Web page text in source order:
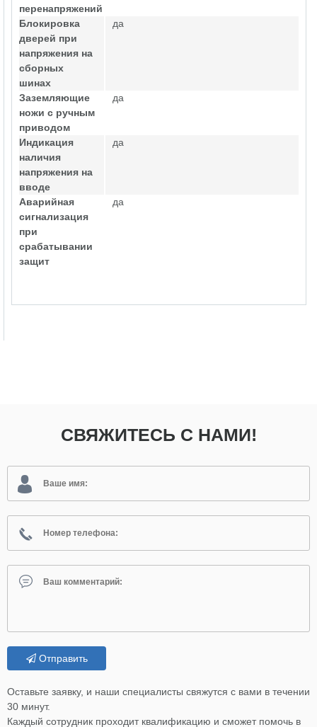
перенапряжений
Блокировка
дверей при
напряжения на
сборных
шинах
да
Заземляющие
ножи с ручным
приводом
да
Индикация
наличия
напряжения на
вводе
да
Аварийная
сигнализация
при
срабатывании
защит
да
СВЯЖИТЕСЬ С НАМИ!
Отправить
Оставьте заявку, и наши специалисты свяжутся с вами в течении
30 минут.
Каждый сотрудник проходит квалификацию и сможет помочь в